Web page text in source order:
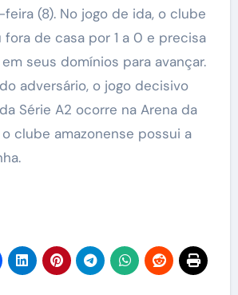
(8). No jogo de ida, o clube
fora de casa por 1 a 0 e precisa
seus domínios para avançar.
adversário, o jogo decisivo
Série A2 ocorre na Arena da
clube amazonense possui a